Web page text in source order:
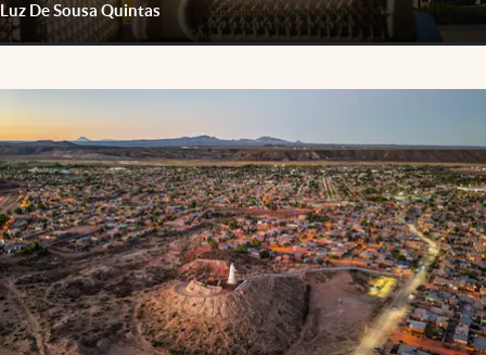
Luz De Sousa Quintas